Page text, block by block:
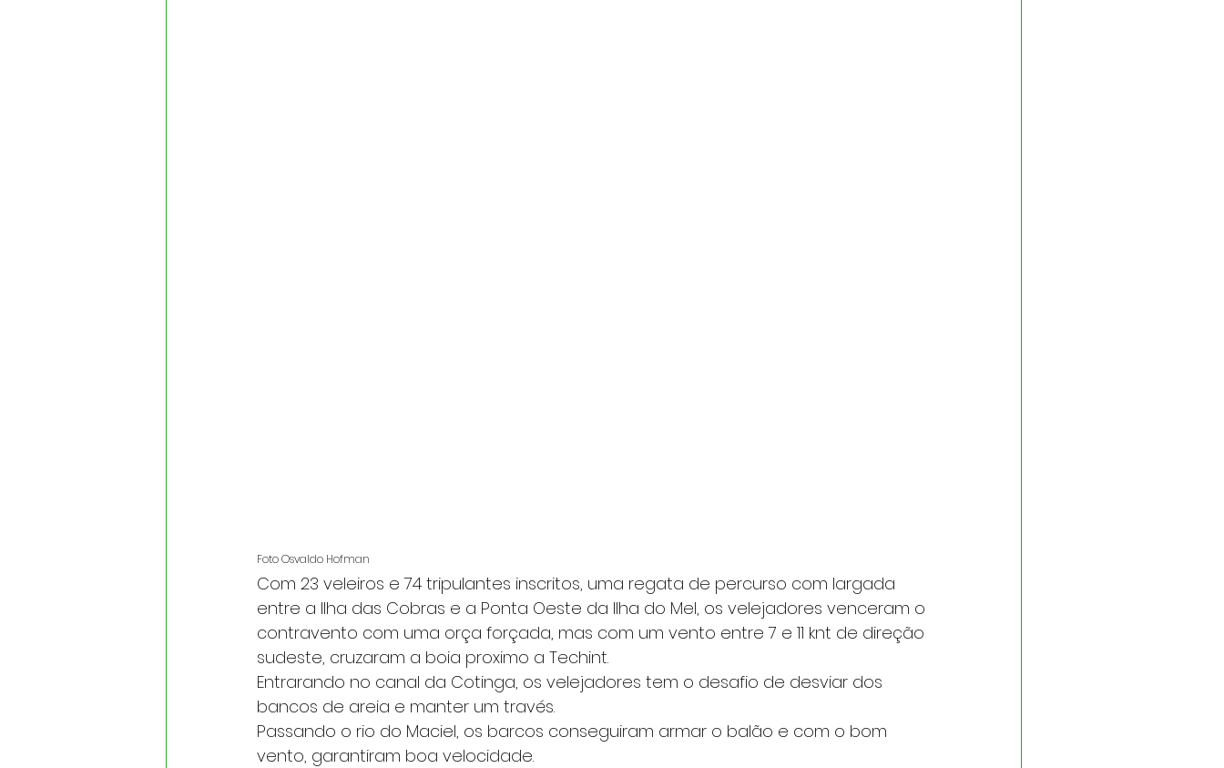
Foto Osvaldo Hofman
Com 23 veleiros e 74 tripulantes inscritos, uma regata de percurso com largada
entre a Ilha das Cobras e a Ponta Oeste da Ilha do Mel, os velejadores venceram o
contravento com uma orça forçada, mas com um vento entre 7 e 11 knt de direção
sudeste, cruzaram a boia proximo a Techint.
Entrarando no canal da Cotinga, os velejadores tem o desafio de desviar dos
bancos de areia e manter um través.
Passando o rio do Maciel, os barcos conseguiram armar o balão e com o bom
vento, garantiram boa velocidade.